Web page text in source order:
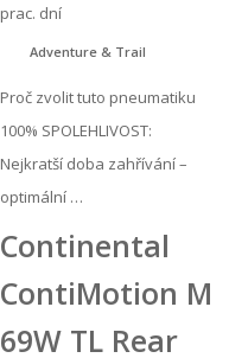
prac. dní
Adventure & Trail
Proč zvolit tuto pneumatiku
100% SPOLEHLIVOST:
Nejkratší doba zahřívání –
optimální …
Continental
ContiMotion M
69W TL Rear